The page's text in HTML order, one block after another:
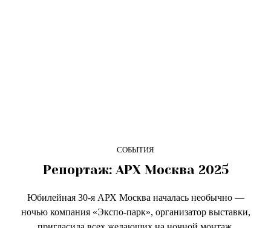
СОБЫТИЯ
Репортаж: АРХ Москва 2025
Юбилейная 30-я АРХ Москва началась необычно —
ночью компания «Экспо-парк», организатор выставки,